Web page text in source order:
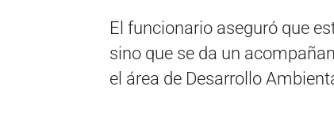
El funcionario aseguró que
sino que se da un
el área de Desarrollo